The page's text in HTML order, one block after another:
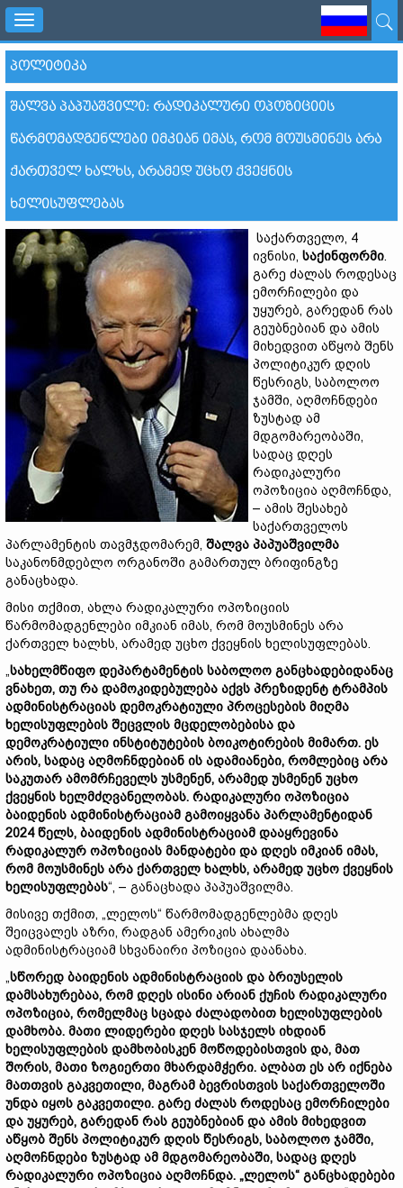
Toggle
navigation
ᲞᲝᲚᲘᲢᲘᲙᲐ
ᲨᲐᲚᲕᲐ ᲞᲐᲞᲣᲐᲨᲕᲘᲚᲘ: ᲠᲐᲓᲘᲙᲐᲚᲣᲠᲘ ᲝᲞᲝᲖᲘᲪᲘᲘᲡ
ᲬᲐᲠᲛᲝᲛᲐᲓᲒᲔᲜᲚᲔᲑᲘ ᲘᲛᲙᲘᲐᲜ ᲘᲛᲐᲡ, ᲠᲝᲛ ᲛᲝᲣᲡᲛᲘᲜᲔᲡ ᲐᲠᲐ
ᲥᲐᲠᲗᲕᲔᲚ ᲮᲐᲚᲮᲡ, ᲐᲠᲐᲛᲔᲓ ᲣᲪᲮᲝ ᲥᲕᲔᲧᲜᲘᲡ
ᲮᲔᲚᲘᲡᲣᲤᲚᲔᲑᲐᲡ
საქართველო, 4
ივნისი, საქინფორმი.
გარე ძალას როდესაც
ემორჩილები და
უყურებ, გარედან რას
გეუბნებიან და ამის
მიხედვით აწყობ შენს
პოლიტიკურ დღის
წესრიგს, საბოლოო
ჯამში, აღმოჩნდები
ზუსტად ამ
მდგომარეობაში,
სადაც დღეს
რადიკალური
ოპოზიცია აღმოჩნდა,
– ამის შესახებ
საქართველოს
პარლამენტის თავმჯდომარემ, შალვა პაპუაშვილმა
საკანონმდებლო ორგანოში გამართულ ბრიფინგზე
განაცხადა.
მისი თქმით, ახლა რადიკალური ოპოზიციის
წარმომადგენლები იმკიან იმას, რომ მოუსმინეს არა
ქართველ ხალხს, არამედ უცხო ქვეყნის ხელისუფლებას.
„სახელმწიფო დეპარტამენტის საბოლოო განცხადებიდანაც
ვნახეთ, თუ რა დამოკიდებულება აქვს პრეზიდენტ ტრამპის
ადმინისტრაციას დემოკრატიული პროცესების მიღმა
ხელისუფლების შეცვლის მცდელობებისა და
დემოკრატიული ინსტიტუტების ბოიკოტირების მიმართ. ეს
არის, სადაც აღმოჩნდებიან ის ადამიანები, რომლებიც არა
საკუთარ ამომრჩეველს უსმენენ, არამედ უსმენენ უცხო
ქვეყნის ხელმძღვანელობას. რადიკალური ოპოზიცია
ბაიდენის ადმინისტრაციამ გამოიყვანა პარლამენტიდან
2024 წელს, ბაიდენის ადმინისტრაციამ დააყრევინა
რადიკალურ ოპოზიციას მანდატები და დღეს იმკიან იმას,
რომ მოუსმინეს არა ქართველ ხალხს, არამედ უცხო ქვეყნის
ხელისუფლებას“, – განაცხადა პაპუაშვილმა.
მისივე თქმით, „ლელოს“ წარმომადგენლებმა დღეს
შეიცვალეს აზრი, რადგან ამერიკის ახალმა
ადმინისტრაციამ სხვანაირი პოზიცია დაანახა.
„სწორედ ბაიდენის ადმინისტრაციის და ბრიუსელის
დამსახურებაა, რომ დღეს ისინი არიან ქუჩის რადიკალური
ოპოზიცია, რომელმაც სცადა ძალადობით ხელისუფლების
დამხობა. მათი ლიდერები დღეს სასჯელს იხდიან
ხელისუფლების დამხობისკენ მოწოდებისთვის და, მათ
შორის, მათი ზოგიერთი მხარდამჭერი. ალბათ ეს არ იქნება
მათთვის გაკვეთილი, მაგრამ ბევრისთვის საქართველოში
უნდა იყოს გაკვეთილი. გარე ძალას როდესაც ემორჩილები
და უყურებ, გარედან რას გეუბნებიან და ამის მიხედვით
აწყობ შენს პოლიტიკურ დღის წესრიგს, საბოლოო ჯამში,
აღმოჩნდები ზუსტად ამ მდგომარეობაში, სადაც დღეს
რადიკალური ოპოზიცია აღმოჩნდა. „ლელოს“ განცხადებები